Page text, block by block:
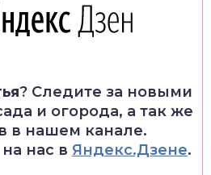
? Следите за новыми
и огорода, а так же
в нашем канале.
нас в Яндекс.Дзене.